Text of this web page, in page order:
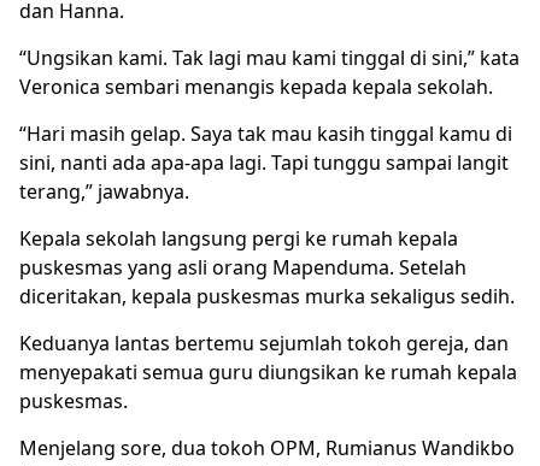
dan Hanna.
“Ungsikan kami. Tak lagi mau kami tinggal di sini,” kata
Veronica sembari menangis kepada kepala sekolah.
“Hari masih gelap. Saya tak mau kasih tinggal kamu di
sini, nanti ada apa-apa lagi. Tapi tunggu sampai langit
terang,” jawabnya.
Kepala sekolah langsung pergi ke rumah kepala
puskesmas yang asli orang Mapenduma. Setelah
diceritakan, kepala puskesmas murka sekaligus sedih.
Keduanya lantas bertemu sejumlah tokoh gereja, dan
menyepakati semua guru diungsikan ke rumah kepala
puskesmas.
Menjelang sore, dua tokoh OPM, Rumianus Wandikbo